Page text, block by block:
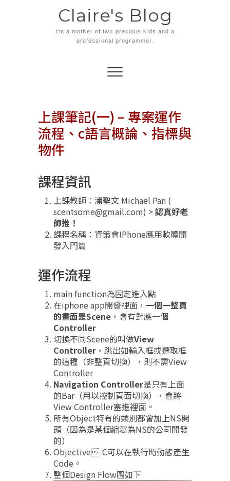
Claire's Blog
I'm a mother of two precious kids and a
professional programmer.
上課筆記(一) – 專案運作
流程、c語言概論、指標與
物件
課程資訊
上課教師：潘聖文 Michael Pan (
scentsome@gmail.com) >認真好老
師推！
課程名稱：資策會IPhone應用軟體開
發入門篇
運作流程
main function為固定進入點
在iphone app開發裡面， 一個一整頁
的畫面是Scene ，會有對應一個
Controller
切換不同Scene的叫做View
Controller ，跳出如輸入框或選取框
的這種（非整頁切換），則不需View
Controller
Navigation Controller是只有上面
的Bar（用以控制頁面切換），會將
View Controller塞進裡面。
所有Object特有的類別都會加上NS開
頭（因為是某個縮寫為NS的公司開發
的）
Objective-C可以在執行時動態產生
Code。
整個Design Flow圖如下